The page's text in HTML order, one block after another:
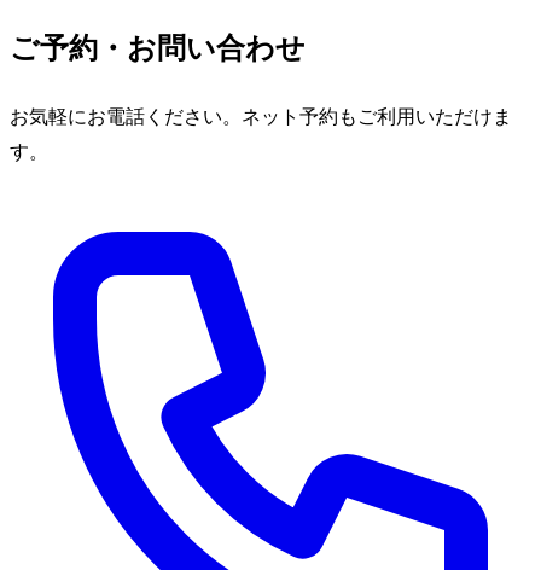
ご予約・お問い合わせ
お気軽にお電話ください。ネット予約もご利用いただけま
す。